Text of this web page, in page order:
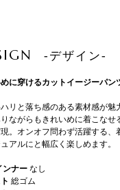
-デザイン-
に穿けるカットイージーパン
リと落ち感のある素材感が
ながらもきれいめに着こな
。オンオフ問わず活躍する
アルにと幅広く楽しめます。
ンナー なし
総ゴム